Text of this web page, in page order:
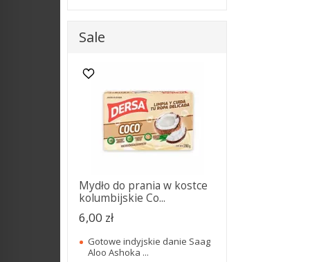
Sale
Mydło do prania w kostce
kolumbijskie Co...
6,00 zł
Gotowe indyjskie danie Saag
Aloo Ashoka ...